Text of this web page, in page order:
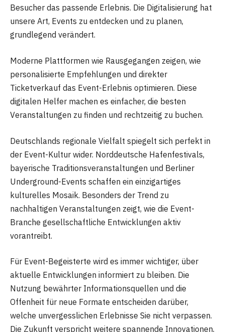
Besucher das passende Erlebnis. Die Digitalisierung hat
unsere Art, Events zu entdecken und zu planen,
grundlegend verändert.
Moderne Plattformen wie Rausgegangen zeigen, wie
personalisierte Empfehlungen und direkter
Ticketverkauf das Event-Erlebnis optimieren. Diese
digitalen Helfer machen es einfacher, die besten
Veranstaltungen zu finden und rechtzeitig zu buchen.
Deutschlands regionale Vielfalt spiegelt sich perfekt in
der Event-Kultur wider. Norddeutsche Hafenfestivals,
bayerische Traditionsveranstaltungen und Berliner
Underground-Events schaffen ein einzigartiges
kulturelles Mosaik. Besonders der Trend zu
nachhaltigen Veranstaltungen zeigt, wie die Event-
Branche gesellschaftliche Entwicklungen aktiv
vorantreibt.
Für Event-Begeisterte wird es immer wichtiger, über
aktuelle Entwicklungen informiert zu bleiben. Die
Nutzung bewährter Informationsquellen und die
Offenheit für neue Formate entscheiden darüber,
welche unvergesslichen Erlebnisse Sie nicht verpassen.
Die Zukunft verspricht weitere spannende Innovationen,